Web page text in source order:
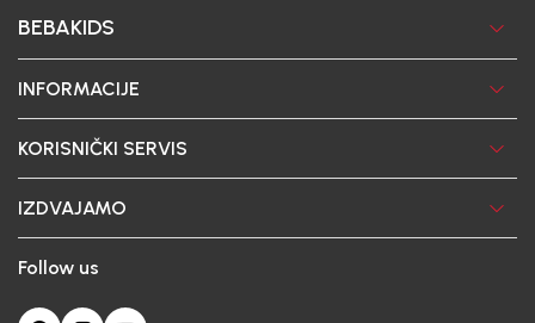
BEBAKIDS
INFORMACIJE
KORISNIČKI SERVIS
IZDVAJAMO
Follow us